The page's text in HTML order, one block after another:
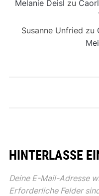
Melanie Deisl zu
Susanne Unfried zu
HINTERLASSE
Deine E-Mail-Adresse
Erforderliche Felder